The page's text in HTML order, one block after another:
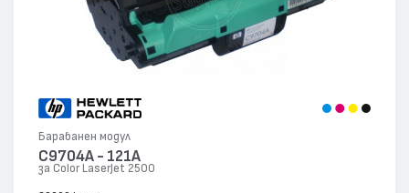
Барабанен модул
C9704A - 121A
за Color LaserJet 2500